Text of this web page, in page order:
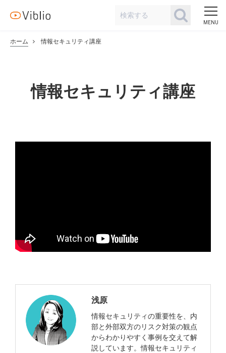
ホーム 情報セキュリティ講座
情報セキュリティ講座
浅原
情報セキュリティの重要性を、内
部と外部双方のリスク対策の観点
からわかりやすく事例を交えて解
説しています。情報セキュリティ